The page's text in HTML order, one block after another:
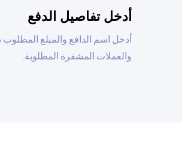
أدخل تفاصيل الدفع
أدخل اسم الدافع والمبلغ المطلوب
والعملات المشفرة المطلوبة.